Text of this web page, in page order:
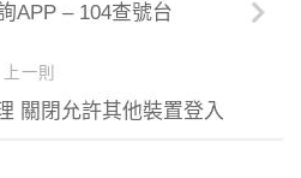
APP – 104查號台
上一則
關閉允許其他裝置登入